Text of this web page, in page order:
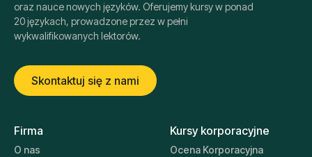
oraz nauce nowych języków. Oferujemy kursy w ponad
20 językach, prowadzone przez w pełni
wykwalifikowanych lektorów.
Skontaktuj się z nami
Firma
O nas
Kursy korporacyjne
Ocena Korporacyjna